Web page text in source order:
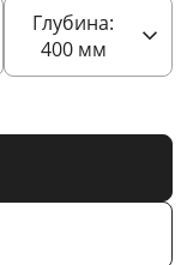
Глубина:
400мм